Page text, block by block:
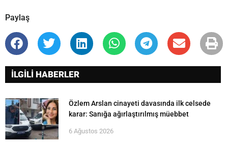
Paylaş
İLGİLİ HABERLER
Özlem Arslan cinayeti davasında ilk celsede
karar: Sanığa ağırlaştırılmış müebbet
6 Ağustos 2026